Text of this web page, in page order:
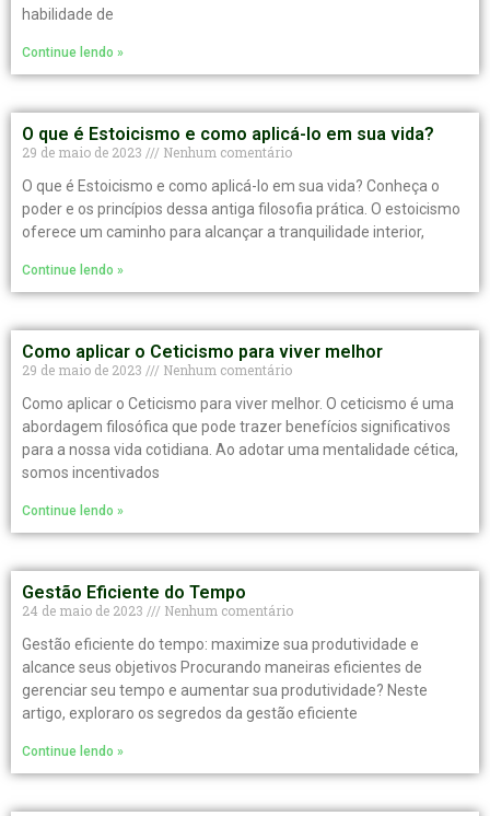
habilidade de
Continue lendo »
O que é Estoicismo e como aplicá-lo em sua vida?
29 de maio de 2023
Nenhum comentário
O que é Estoicismo e como aplicá-lo em sua vida? Conheça o
poder e os princípios dessa antiga filosofia prática. O estoicismo
oferece um caminho para alcançar a tranquilidade interior,
Continue lendo »
Como aplicar o Ceticismo para viver melhor
29 de maio de 2023
Nenhum comentário
Como aplicar o Ceticismo para viver melhor. O ceticismo é uma
abordagem filosófica que pode trazer benefícios significativos
para a nossa vida cotidiana. Ao adotar uma mentalidade cética,
somos incentivados
Continue lendo »
Gestão Eficiente do Tempo
24 de maio de 2023
Nenhum comentário
Gestão eficiente do tempo: maximize sua produtividade e
alcance seus objetivos Procurando maneiras eficientes de
gerenciar seu tempo e aumentar sua produtividade? Neste
artigo, exploraro os segredos da gestão eficiente
Continue lendo »